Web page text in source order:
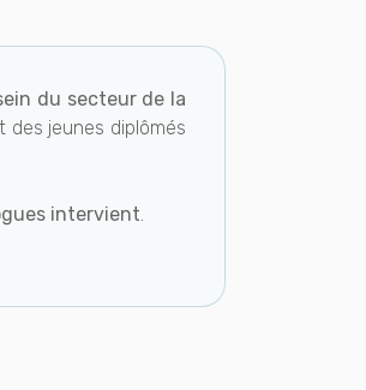
du secteur de la
des jeunes diplômés
intervient.